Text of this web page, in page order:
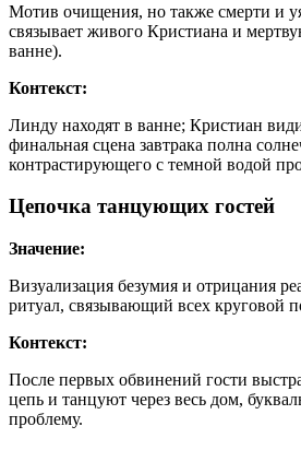
Мотив очищения, но также смерти и
связывает живого Кристиана и
ванне).
Контекст:
Линду находят в ванне; Кристиан
финальная сцена завтрака полна
контрастирующего с темной водой
Цепочка танцующих гостей
Значение:
Визуализация безумия и отрицания
ритуал, связывающий всех круговой
Контекст:
После первых обвинений гости
цепь и танцуют через весь дом,
проблему.